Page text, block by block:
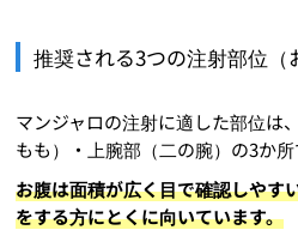
推奨される3つの注射部位（
マンジャロの注射に適した部位は
もも）・上腕部（二の腕）の3か所
お腹は面積が広く目で確認しやす
をする方にとくに向いています。